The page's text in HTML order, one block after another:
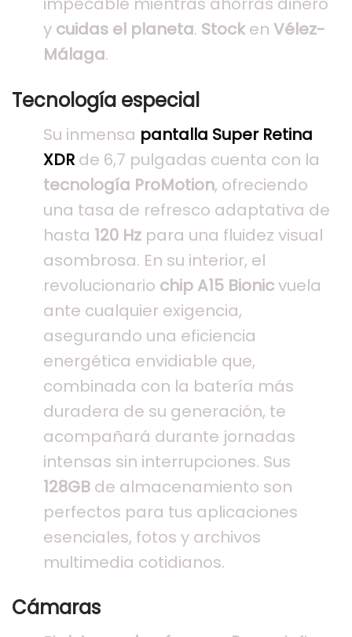
y cuidas el planeta. Stocken Vélez-
Málaga.
Tecnología especial
Su inmensa pantalla Super Retina
XDR de 6,7 pulgadas cuenta con la
tecnología ProMotion, ofreciendo
una tasa de refresco adaptativa de
hasta 120 Hz para una fluidez visual
asombrosa. En su interior, el
revolucionario chip A15 Bionicvuela
ante cualquier exigencia,
asegurando una eficiencia
energética envidiable que,
combinada con la batería más
duradera de su generación, te
acompañará durante jornadas
intensas sin interrupciones. Sus
128GB de almacenamiento son
perfectos para tus aplicaciones
esenciales, fotos y archivos
multimedia cotidianos.
Cámaras